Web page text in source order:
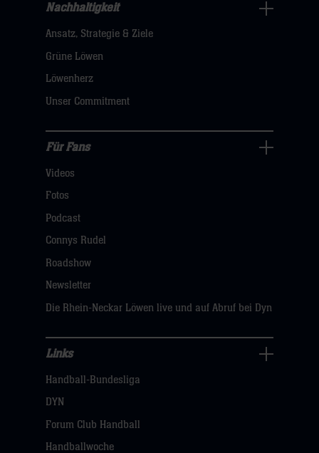
Nachhaltigkeit
Navigation
öffnen,
dann
hier
Nachhaltigkeit
Ansatz, Strategie & Ziele
Grüne Löwen
Löwenherz
Unser Commitment
Fans
Navigation
öffnen,
dann
hier
Für Fans
Videos
Fotos
Podcast
Connys Rudel
Roadshow
Newsletter
Die Rhein-Neckar Löwen live und auf Abruf bei Dyn
Navigation
öffnen,
dann
klicken
Links
Handball-Bundesliga
DYN
Forum Club Handball
Handballwoche